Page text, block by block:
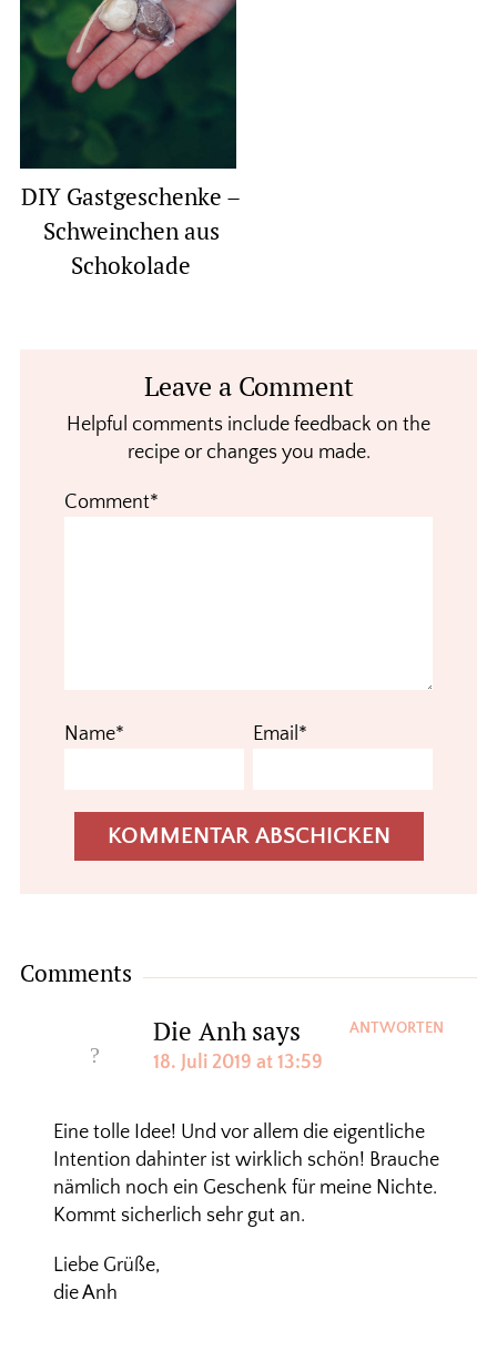
DIY Gastgeschenke –
Schweinchen aus
Schokolade
InteractionsLeave a Comment
Helpful comments include feedback on the
recipe or changes you made.
Comment*
Name* Email*
Comments
Die Anhsays
18. Juli 2019 at 13:59
Eine tolle Idee! Und vor allem die eigentliche
Intention dahinter ist wirklich schön! Brauche
nämlich noch ein Geschenk für meine Nichte.
Kommt sicherlich sehr gut an.
Liebe Grüße,
die Anh
ANTWORTEN